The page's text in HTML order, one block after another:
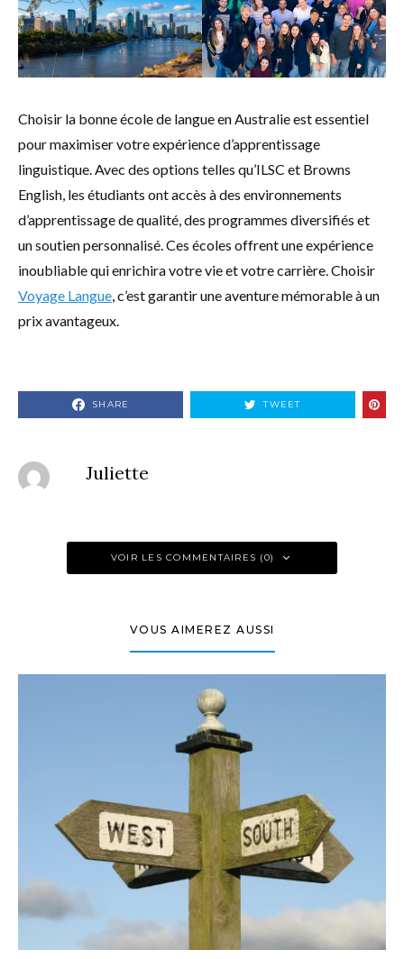
Choisir la bonne école de langue en Australie est essentiel
pour maximiser votre expérience d’apprentissage
linguistique. Avec des options telles qu’ILSC et Browns
English, les étudiants ont accès à des environnements
d’apprentissage de qualité, des programmes diversifiés et
un soutien personnalisé. Ces écoles offrent une expérience
inoubliable qui enrichira votre vie et votre carrière. Choisir
Voyage Langue, c’est garantir une aventure mémorable à un
prix avantageux.
SHARE TWEET
Juliette
VOIR LES COMMENTAIRES (0)
VOUS AIMEREZ AUSSI